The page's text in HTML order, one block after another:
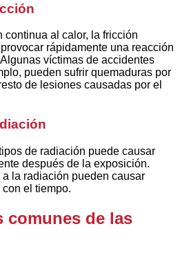
al calor, la fricción
rápidamente una reacción
víctimas de accidentes
pueden sufrir quemaduras por
de lesiones causadas por el
de radiación puede causar
después de la exposición.
la radiación pueden causar
el tiempo.
comunes de las